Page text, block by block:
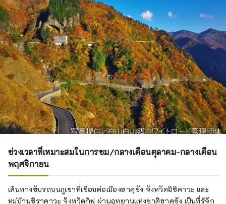
ช่วงเวลาที่เหมาะสมในการชม/กลางเดือนตุลาคม-กลางเดือน
พฤศจิกายน
เส้นทางขับรถบนภูเขาที่เชื่อมต่อเมืองฮาคุซัง จังหวัดอิชิคาวะ และ
หมู่บ้านชิราคาวะ จังหวัดกิฟุ ผ่านอุทยานแห่งชาติฮาคุซัง เป็นที่รู้จัก